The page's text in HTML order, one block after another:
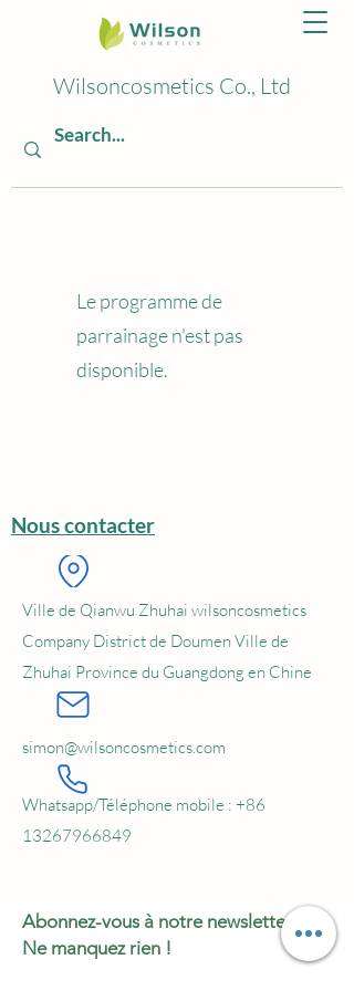
Wilsoncosmetics Co., Ltd
Le programme de
parrainage n'est pas
disponible.
Nous contacter
Ville de Qianwu Zhuhai wilsoncosmetics
Company District de Doumen Ville de
Zhuhai Province du Guangdong en Chine
simon@wilsoncosmetics.com
Whatsapp/Téléphone mobile : +86
13267966849
Abonnez-vous à notre newsletter •
Ne manquez rien !